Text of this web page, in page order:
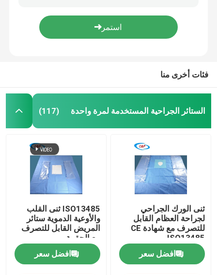
اطلب اقتباس
ثوب جراحي يمكن التخلص منه
حزمة الأقمشة للجراحة العامة
حزمة الستارة لتصوير الأوعية الدموية
قسم جراحية
طقم ولادة الطفل
فئات أخرى منا
الستائر الجراحية المستخدمة لمرة واحدة (117)
ثنى الورك الجراحي
لجراحة العظام القابل
للتصرف مع شهادة CE
ISO13485
افضل سعر
ISO13485 ثنى القلب
والأوعية الدموية ستائر
المريض القابل للتصرف
مع الحقيبة
افضل سعر